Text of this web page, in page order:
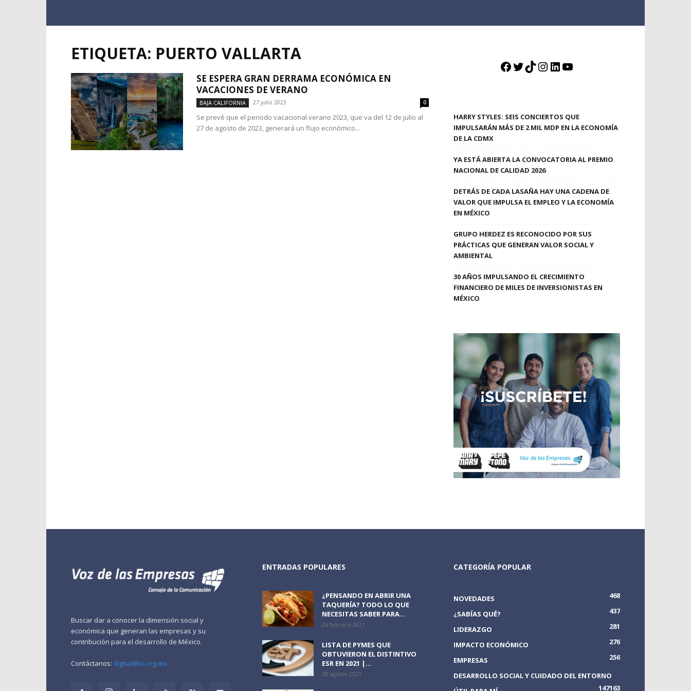
ETIQUETA: PUERTO VALLARTA
SE ESPERA GRAN DERRAMA ECONÓMICA EN
VACACIONES DE VERANO
BAJA CALIFORNIA 27 julio 2023 0
Se prevé que el periodo vacacional verano 2023, que va del 12 de julio al
27 de agosto de 2023, generará un flujo económico...
Facebook
Twitter
TikTok
Instagram
LinkedIn
YouTube
HARRY STYLES: SEIS CONCIERTOS QUE
IMPULSARÁN MÁS DE 2 MIL MDP EN LA ECONOMÍA
DE LA CDMX
YA ESTÁ ABIERTA LA CONVOCATORIA AL PREMIO
NACIONAL DE CALIDAD 2026
DETRÁS DE CADA LASAÑA HAY UNA CADENA DE
VALOR QUE IMPULSA EL EMPLEO Y LA ECONOMÍA
EN MÉXICO
GRUPO HERDEZ ES RECONOCIDO POR SUS
PRÁCTICAS QUE GENERAN VALOR SOCIAL Y
AMBIENTAL
30 AÑOS IMPULSANDO EL CRECIMIENTO
FINANCIERO DE MILES DE INVERSIONISTAS EN
MÉXICO
Buscar dar a conocer la dimensión social y
económica que generan las empresas y su
contribución para el desarrollo de México.
Contáctanos: digital@cc.org.mx
ENTRADAS POPULARES
¿PENSANDO EN ABRIR UNA
TAQUERÍA? TODO LO QUE
NECESITAS SABER PARA...
26 febrero 2021
LISTA DE PYMES QUE
OBTUVIERON EL DISTINTIVO
ESR EN 2021 |...
28 agosto 2021
CATEGORÍA POPULAR
NOVEDADES
468
¿SABÍAS QUÉ?
437
LIDERAZGO
281
IMPACTO ECONÓMICO
276
EMPRESAS
256
DESARROLLO SOCIAL Y CUIDADO DEL ENTORNO
163
147